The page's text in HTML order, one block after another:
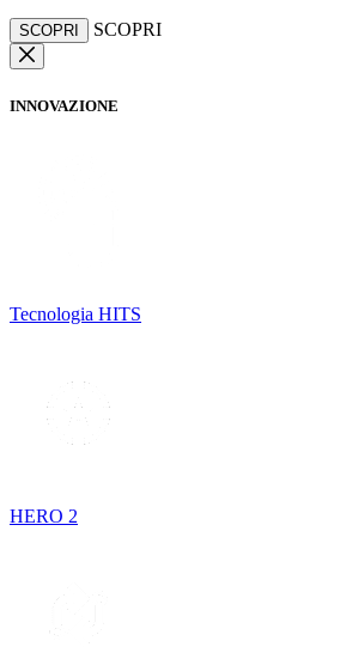
SCOPRI SCOPRI
INNOVAZIONE
Tecnologia HITS
HERO 2